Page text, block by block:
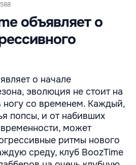
588
объявляет о
о начале
эволюция не стоит на
со временем. Каждый,
попсы, и от набивших
может
ритмы нового
среду, клуб BoozTime